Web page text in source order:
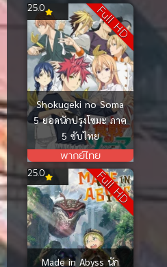
Full HD
Shokugeki no Soma
5 ยอดนักปรุงโซมะ ภาค
5 ซับไทย
พากย์ไทย
25.0
Full HD
Made in Abyss นัก
25.0